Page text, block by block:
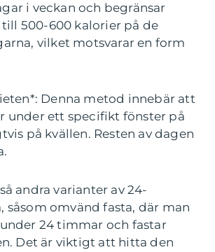
i veckan och begränsar
500-600 kalorier på de
vilket motsvarar en form
Denna metod innebär att
under ett specifikt fönster på
på kvällen. Resten av dagen
andra varianter av 24-
såsom omvänd fasta, där man
24 timmar och fastar
Det är viktigt att hitta den